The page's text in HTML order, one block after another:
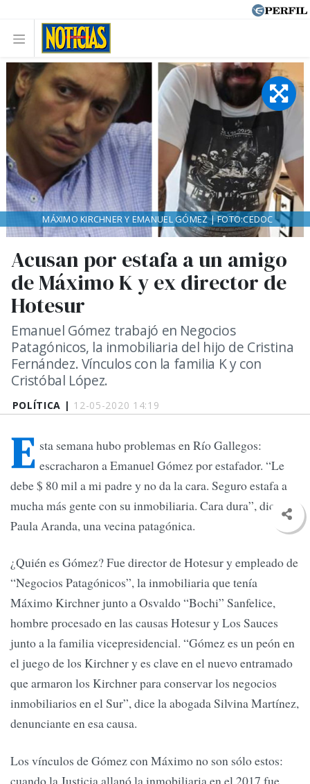
POLÍTICA | 12-05-2020 14:19
Acusan por estafa a un amigo
de Máximo K y ex director de
Hotesur
Emanuel Gómez trabajó en Negocios
Patagónicos, la inmobiliaria del hijo de Cristina
Fernández. Vínculos con la familia K y con
Cristóbal López.
MÁXIMO KIRCHNER Y EMANUEL GÓMEZ | FOTO:CEDOC
E sta semana hubo problemas en Río Gallegos:
escracharon a Emanuel Gómez por estafador. “Le
debe $ 80 mil a mi padre y no da la cara. Seguro estafa a
mucha más gente con su inmobiliaria. Cara dura”, dice
Paula Aranda, una vecina patagónica.
¿Quién es Gómez? Fue director de Hotesur y empleado de
“Negocios Patagónicos”, la inmobiliaria que tenía
Máximo Kirchner junto a Osvaldo “Bochi” Sanfelice,
hombre procesado en las causas Hotesur y Los Sauces
junto a la familia vicepresidencial. “Gómez es un peón en
el juego de los Kirchner y es clave en el nuevo entramado
que armaron los Kirchner para conservar los negocios
inmobiliarios en el Sur”, dice la abogada Silvina Martínez,
denunciante en esa causa.
Los vínculos de Gómez con Máximo no son sólo estos:
cuando la Justicia allanó la inmobiliaria en el 2017 fue